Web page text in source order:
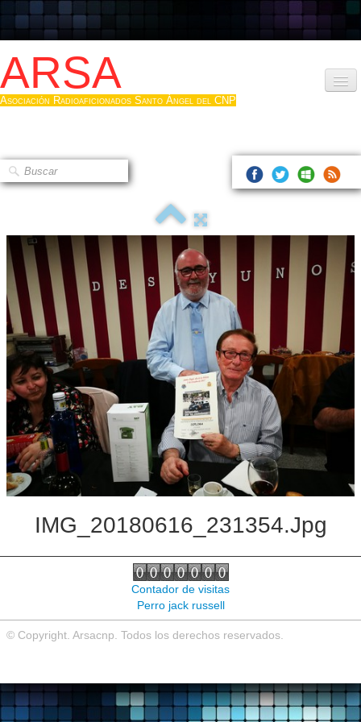
ARSA
Asociación Radioaficionados Santo Ángel del CNP
Que es la ARSA
Hacerse socio
Log diploma en Pdf
Fotos ▼
Sistemas Digitales
Noticias de interés
Contacto
IMG_20180616_231354.jpg
Contador de visitas
Perro jack russell
© Copyright. Arsacnp. Todos los derechos reservados.